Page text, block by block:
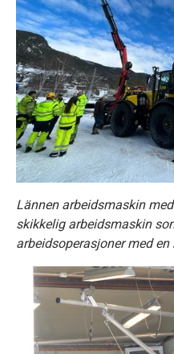
Lännen arbeidsmaskin
skikkelig arbeidsmaskin
arbeidsoperasjoner med en